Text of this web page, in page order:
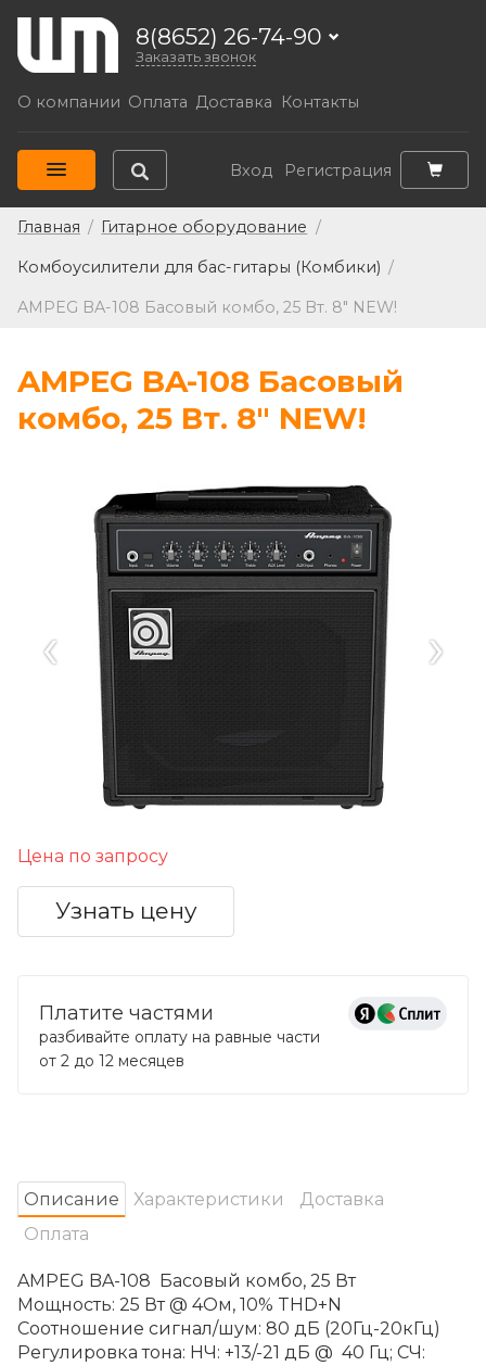
8(8652) 26-74-90
Заказать звонок
О компании Оплата Доставка Контакты
Вход Регистрация
Главная / Гитарное оборудование /
Комбоусилители для бас-гитары (Комбики) /
AMPEG BA-108 Басовый комбо, 25 Вт. 8" NEW!
AMPEG BA-108 Басовый
комбо, 25 Вт. 8" NEW!
‹ ›
Цена по запросу
Узнать цену
Платите частями
разбивайте оплату на равные части
от 2 до 12 месяцев
Oписание Характеристики
Доставка
Оплата
AMPEG BA-108 Басовый комбо, 25 Вт
Мощность: 25 Вт @ 4Ом, 10% THD+N
Соотношение сигнал/шум: 80 дБ (20Гц-20кГц)
Регулировка тона: НЧ: +13/-21 дБ @ 40 Гц; СЧ: